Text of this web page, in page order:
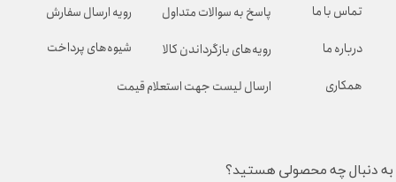
رویه ارسال سفارش
شیوه‌های پرداخت
پاسخ به سوالات متداول
رویه‌های بازگرداندن کالا
ارسال لیست جهت استعلام قیمت
تماس با ما
درباره ما
همکاری
به دنبال چه محصولی هستید؟